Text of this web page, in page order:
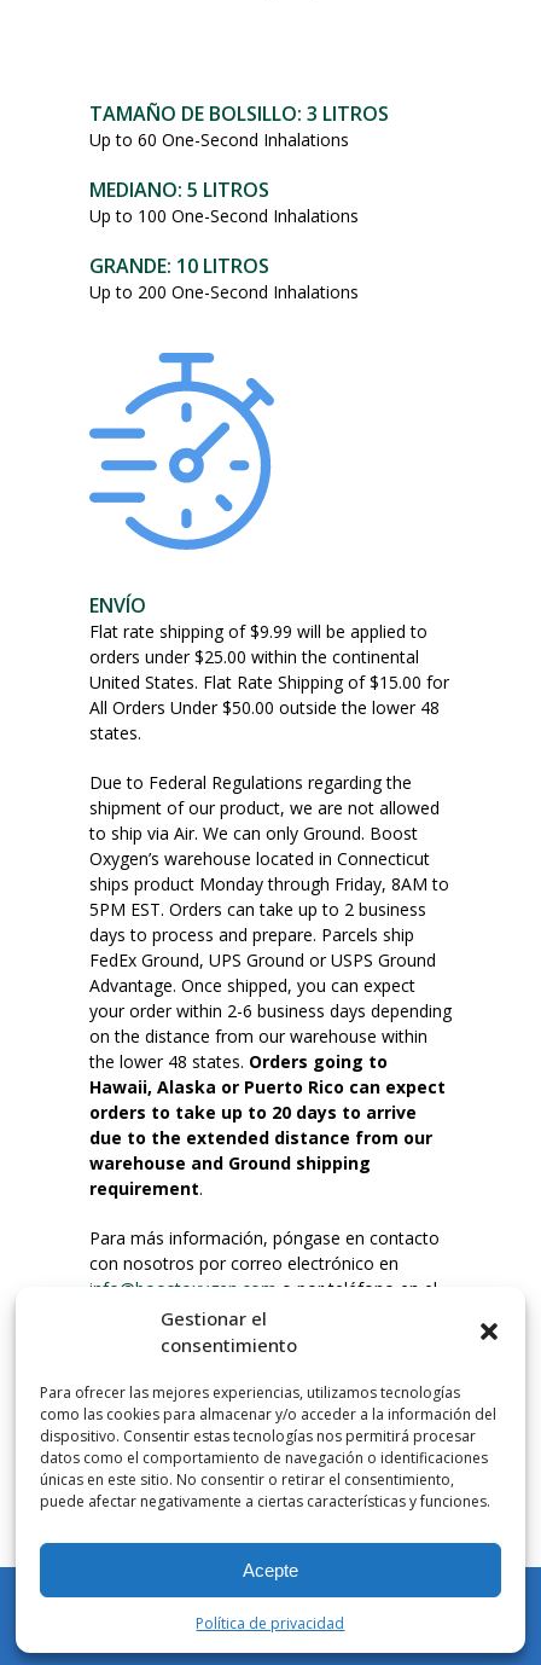
Gestionar el
consentimiento
Para ofrecer las mejores experiencias, utilizamos tecnologías
como las cookies para almacenar y/o acceder a la información del
dispositivo. Consentir estas tecnologías nos permitirá procesar
datos como el comportamiento de navegación o identificaciones
únicas en este sitio. No consentir o retirar el consentimiento,
puede afectar negativamente a ciertas características y funciones.
Acepte
Política de privacidad
TAMAÑO DE BOLSILLO: 3 LITROS
Up to 60 One-Second Inhalations
MEDIANO: 5 LITROS
Up to 100 One-Second Inhalations
GRANDE: 10 LITROS
Up to 200 One-Second Inhalations
ENVÍO
Flat rate shipping of $9.99 will be applied to
orders under $25.00 within the continental
United States. Flat Rate Shipping of $15.00 for
All Orders Under $50.00 outside the lower 48
states.
Due to Federal Regulations regarding the
shipment of our product, we are not allowed
to ship via Air. We can only Ground. Boost
Oxygen’s warehouse located in Connecticut
ships product Monday through Friday, 8AM to
5PM EST. Orders can take up to 2 business
days to process and prepare. Parcels ship
FedEx Ground, UPS Ground or USPS Ground
Advantage. Once shipped, you can expect
your order within 2-6 business days depending
on the distance from our warehouse within
the lower 48 states. Orders going to
Hawaii, Alaska or Puerto Rico can expect
orders to take up to 20 days to arrive
due to the extended distance from our
warehouse and Ground shipping
requirement.
Para más información, póngase en contacto
con nosotros por correo electrónico en
info@boostoxygen.com o por teléfono en el
203.331.8100.
INSTRUCCIONES DE USO
Colocar hasta la boca, presionar firmemente
el botón e inhalar. Coloque la mascarilla
debajo de la nariz y sobre la boca. Presione el
gatillo hacia abajo para activar el flujo. Inspire
por la boca.
NÚMERO DE INHALACIONES
Los botes de bolsillo Boost Oxygen contienen
más de 3 litros de oxígeno respirable de
Aviator. Esto equivale a aproximadamente 60